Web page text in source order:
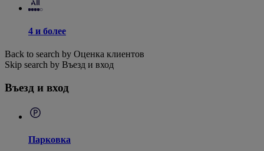
4 и более
Back to search by Оценка клиентов
Skip search by Въезд и вход
Въезд и вход
Парковка